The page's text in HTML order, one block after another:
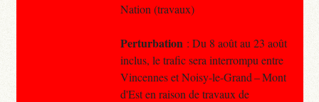
Nation (travaux)
Perturbation : Du 8 août au 23 août
inclus, le trafic sera interrompu entre
Vincennes et Noisy-le-Grand – Mont
d'Est en raison de travaux de